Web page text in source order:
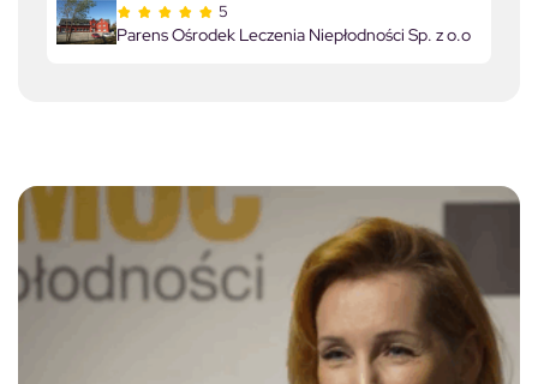
5
Parens Ośrodek Leczenia Niepłodności Sp. z o.o